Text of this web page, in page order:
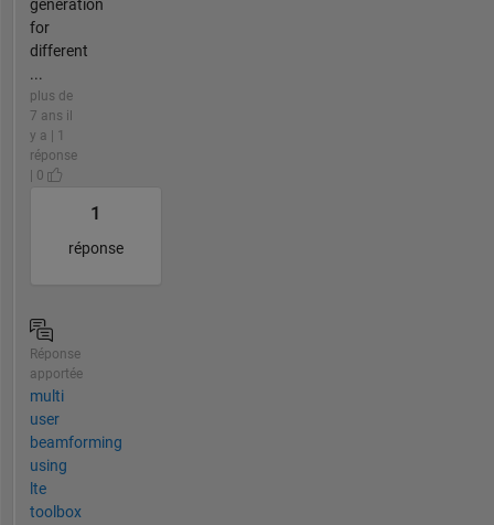
generation
for
different
...
plus de
7 ans il
y a | 1
réponse
| 0
1
réponse
Réponse
apportée
multi
user
beamforming
using
lte
toolbox